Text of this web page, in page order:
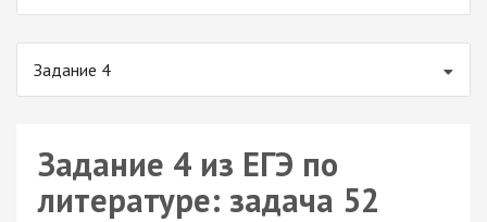
Задание 4
Задание 4 из ЕГЭ по
литературе: задача 52